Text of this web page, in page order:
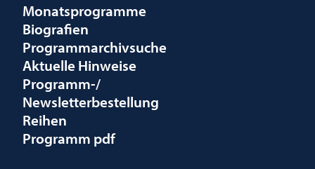
Monatsprogramme
Biografien
Programmarchivsuche
Aktuelle Hinweise
Programm-/
Newsletterbestellung
Reihen
Programm pdf